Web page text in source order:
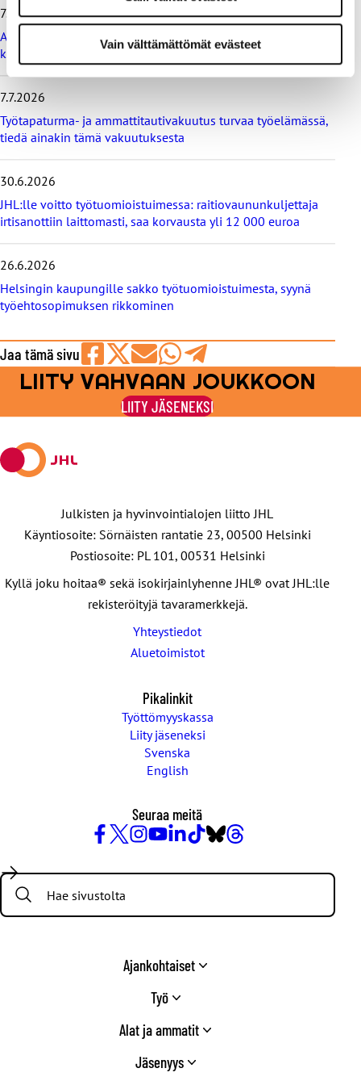
Vain välttämättömät evästeet
ä
t
u
u
t
i
e
t
7.7.2026
Ammattiliitto JHL vastustaa maksullisia avoimia
korkeakoulututkintoja
7.7.2026
Työtapaturma- ja ammattitautivakuutus turvaa työelämässä,
tiedä ainakin tämä vakuutuksesta
30.6.2026
JHL:lle voitto työtuomioistuimessa: raitiovaununkuljettaja
irtisanottiin laittomasti, saa korvausta yli 12 000 euroa
26.6.2026
Helsingin kaupungille sakko työtuomioistuimesta, syynä
työehtosopimuksen rikkominen
Jaa tämä sivu
Jaa
Facebookissa
Jaa
viestipalvelu
X:ssä
Jaa
sähköpostilla
Jaa
WhatsAppilla
Jaa
Telegramilla
LIITY VAHVAAN JOUKKOON
LIITY JÄSENEKSI
Julkisten ja hyvinvointialojen liitto JHL
Käyntiosoite: Sörnäisten rantatie 23, 00500 Helsinki
Postiosoite: PL 101, 00531 Helsinki
Kyllä joku hoitaa® sekä isokirjainlyhenne JHL® ovat JHL:lle
rekisteröityjä tavaramerkkejä.
Yhteystiedot
Aluetoimistot
Pikalinkit
Työttömyyskassa
Liity jäseneksi
Svenska
English
Seuraa meitä
/
Twitter
Search:
Ajankohtaiset
Työ
Alat ja ammatit
Jäsenyys